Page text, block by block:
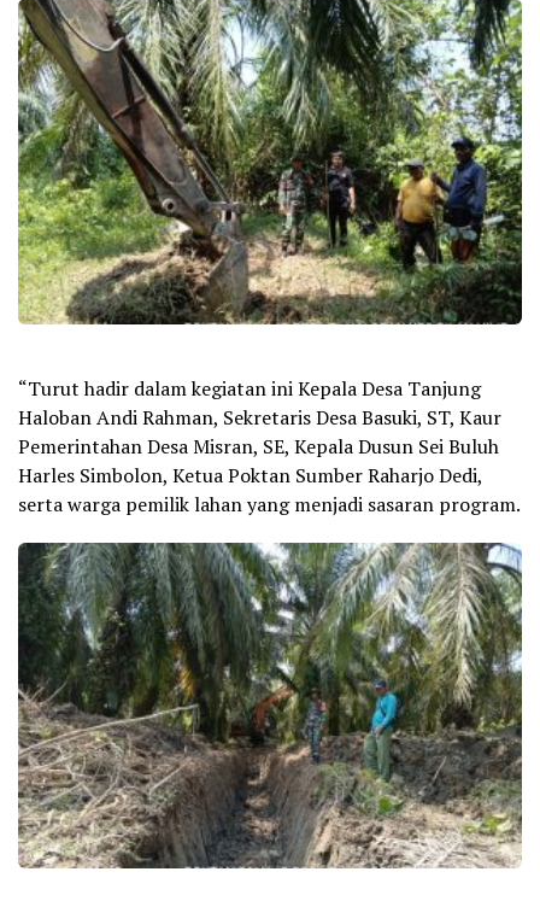
“Turut hadir dalam kegiatan ini Kepala Desa Tanjung
Haloban Andi Rahman, Sekretaris Desa Basuki, ST, Kaur
Pemerintahan Desa Misran, SE, Kepala Dusun Sei Buluh
Harles Simbolon, Ketua Poktan Sumber Raharjo Dedi,
serta warga pemilik lahan yang menjadi sasaran program.